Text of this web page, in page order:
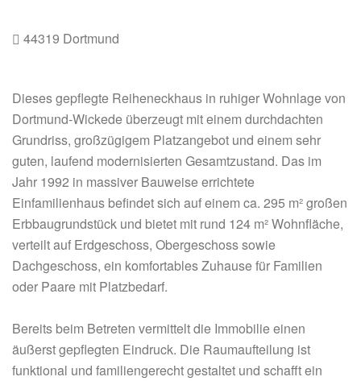
44319 Dortmund
Dieses gepflegte Reiheneckhaus in ruhiger Wohnlage von
Dortmund-Wickede überzeugt mit einem durchdachten
Grundriss, großzügigem Platzangebot und einem sehr
guten, laufend modernisierten Gesamtzustand. Das im
Jahr 1992 in massiver Bauweise errichtete
Einfamilienhaus befindet sich auf einem ca. 295 m² großen
Erbbaugrundstück und bietet mit rund 124 m² Wohnfläche,
verteilt auf Erdgeschoss, Obergeschoss sowie
Dachgeschoss, ein komfortables Zuhause für Familien
oder Paare mit Platzbedarf.
Bereits beim Betreten vermittelt die Immobilie einen
äußerst gepflegten Eindruck. Die Raumaufteilung ist
funktional und familiengerecht gestaltet und schafft ein